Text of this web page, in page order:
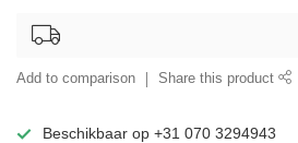
Add to comparison Share this product
Beschikbaar op +31 070 3294943